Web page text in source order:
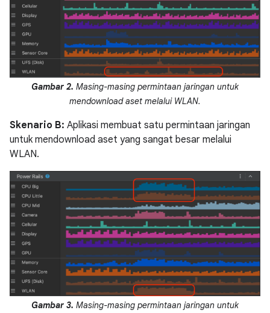
Gambar 2. Masing-masing permintaan jaringan untuk
mendownload aset melalui WLAN.
Skenario B: Aplikasi membuat satu permintaan jaringan
untuk mendownload aset yang sangat besar melalui
WLAN.
Gambar 3. Masing-masing permintaan jaringan untuk